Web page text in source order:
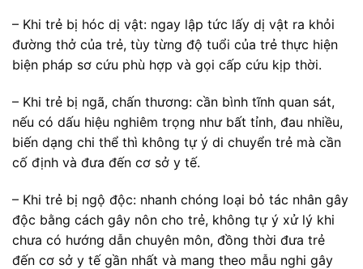
– Khi trẻ bị hóc dị vật: ngay lập tức lấy dị vật ra khỏi
đường thở của trẻ, tùy từng độ tuổi của trẻ thực hiện
biện pháp sơ cứu phù hợp và gọi cấp cứu kịp thời.
– Khi trẻ bị ngã, chấn thương: cần bình tĩnh quan sát,
nếu có dấu hiệu nghiêm trọng như bất tỉnh, đau nhiều,
biến dạng chi thể thì không tự ý di chuyển trẻ mà cần
cố định và đưa đến cơ sở y tế.
– Khi trẻ bị ngộ độc: nhanh chóng loại bỏ tác nhân gây
độc bằng cách gây nôn cho trẻ, không tự ý xử lý khi
chưa có hướng dẫn chuyên môn, đồng thời đưa trẻ
đến cơ sở y tế gần nhất và mang theo mẫu nghi gây